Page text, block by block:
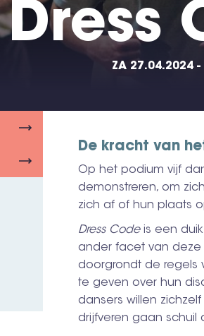
Dress
ZA 27.04.2024 -
De kracht van
Op het podium vijf
demonstreren, om
zich af of hun plaats
Dress Codeis een
ander facet van deze
doorgrondt de regels
te geven over hun
dansers willen
drijfveren gaan schuil